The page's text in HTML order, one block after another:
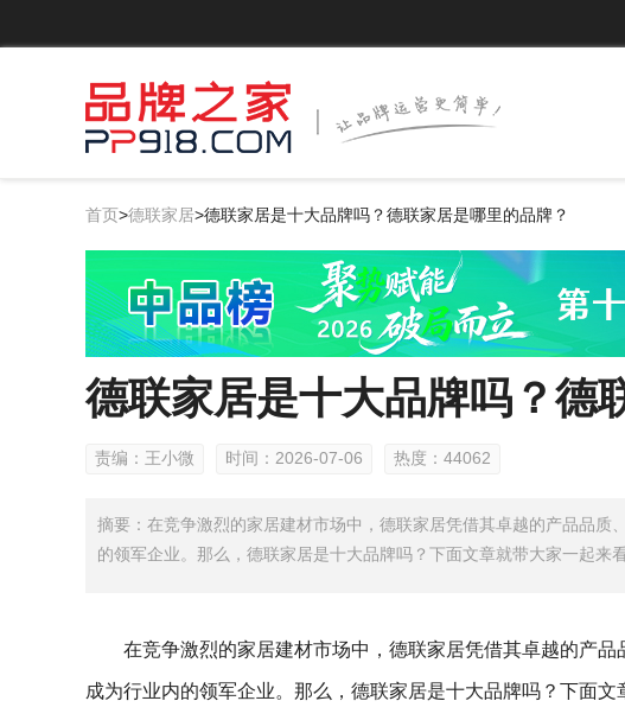
首页>德联家居>德联家居是十大品牌吗？德联家居是哪里的品牌？
德联家居是十大品牌吗？德
责编：王小微 时间：2026-07-06 热度：44062
摘要：在竞争激烈的家居建材市场中，德联家居凭借其卓越的产品品质
的领军企业。那么，德联家居是十大品牌吗？下面文章就带大家一起来看
在竞争激烈的家居建材市场中，德联家居凭借其卓越的产
成为行业内的领军企业。那么，德联家居是十大品牌吗？下面文